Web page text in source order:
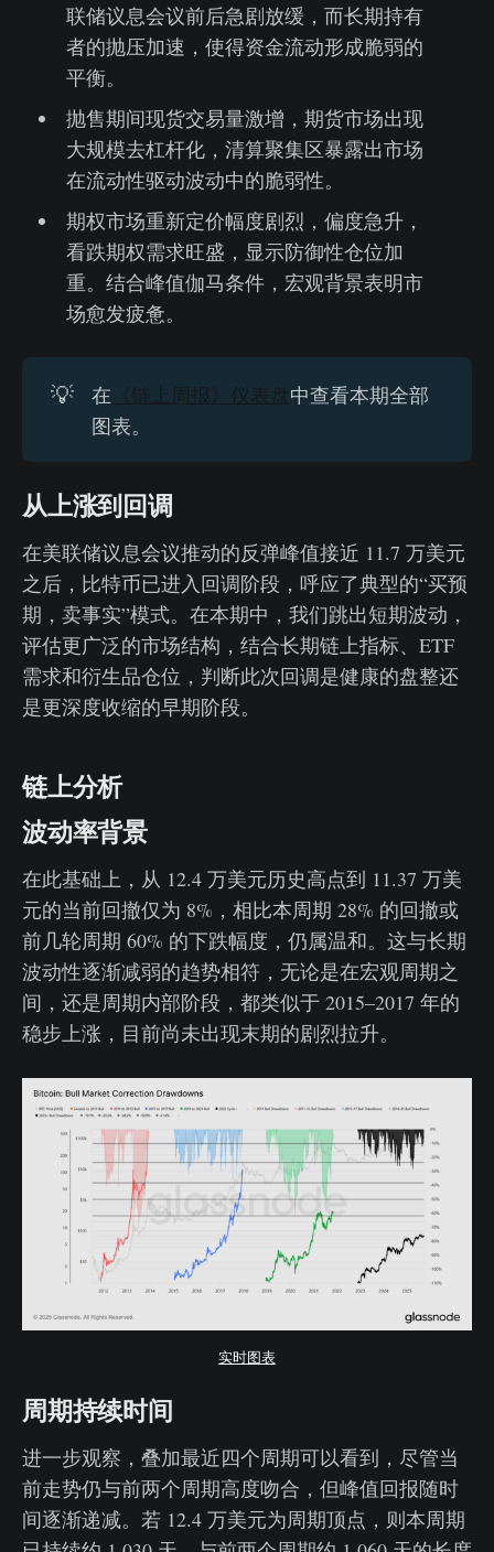
联储议息会议前后急剧放缓，而长期持有
者的抛压加速，使得资金流动形成脆弱的
平衡。
抛售期间现货交易量激增，期货市场出现
大规模去杠杆化，清算聚集区暴露出市场
在流动性驱动波动中的脆弱性。
期权市场重新定价幅度剧烈，偏度急升，
看跌期权需求旺盛，显示防御性仓位加
重。结合峰值伽马条件，宏观背景表明市
场愈发疲惫。
💡 在 《链上周报》仪表盘 中查看本期全部
图表。
从上涨到回调
在美联储议息会议推动的反弹峰值接近 11.7 万美元
之后，比特币已进入回调阶段，呼应了典型的“买预
期，卖事实”模式。在本期中，我们跳出短期波动，
评估更广泛的市场结构，结合长期链上指标、ETF
需求和衍生品仓位，判断此次回调是健康的盘整还
是更深度收缩的早期阶段。
链上分析
波动率背景
在此基础上，从 12.4 万美元历史高点到 11.37 万美
元的当前回撤仅为 8%，相比本周期 28% 的回撤或
前几轮周期 60% 的下跌幅度，仍属温和。这与长期
波动性逐渐减弱的趋势相符，无论是在宏观周期之
间，还是周期内部阶段，都类似于 2015–2017 年的
稳步上涨，目前尚未出现末期的剧烈拉升。
实时图表
周期持续时间
进一步观察，叠加最近四个周期可以看到，尽管当
前走势仍与前两个周期高度吻合，但峰值回报随时
间逐渐递减。若 12.4 万美元为周期顶点，则本周期